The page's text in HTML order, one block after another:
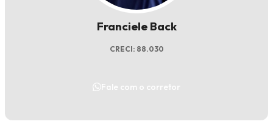
Franciele Back
CRECI: 88.030
Fale com o corretor